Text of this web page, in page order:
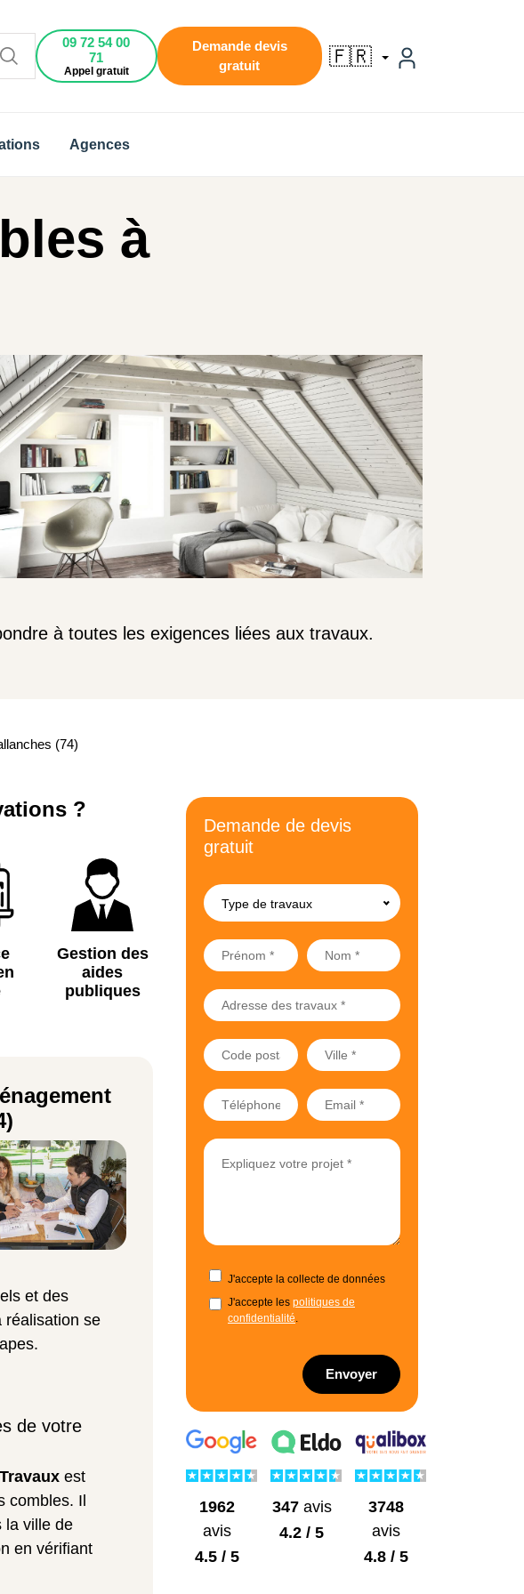
09 72 54 00
71
Appel gratuit
Demande devis
gratuit
🇫🇷
Agences
à
à toutes les exigences liées aux travaux.
(74)
?
Gestion des
aides
publiques
et des
réalisation se
de votre
est
combles. Il
la ville de
en vérifiant
Demande de devis
gratuit
Type de travaux
J'accepte la collecte de données
J'accepte les politiques de
confidentialité.
Envoyer
1962
avis
4.5 / 5
347avis
4.2 / 5
3748
avis
4.8 / 5